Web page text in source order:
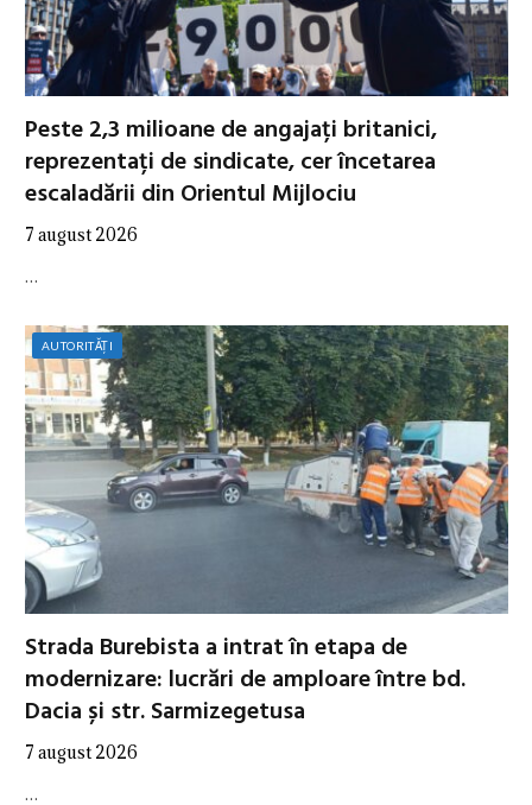
Peste 2,3 milioane de angajați britanici,
reprezentați de sindicate, cer încetarea
escaladării din Orientul Mijlociu
7 august 2026
…
AUTORITĂȚI
Strada Burebista a intrat în etapa de
modernizare: lucrări de amploare între bd.
Dacia și str. Sarmizegetusa
7 august 2026
…